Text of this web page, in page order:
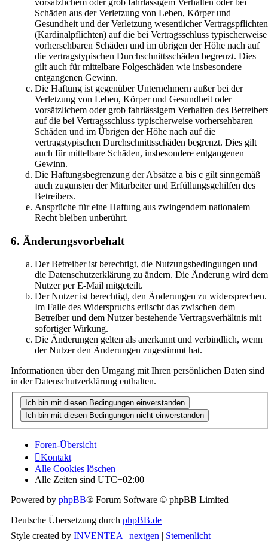
vorsätzlichem oder grob fahrlässigem Verhalten oder bei
Schäden aus der Verletzung von Leben, Körper und
Gesundheit und der Verletzung wesentlicher Vertragspflichten
(Kardinalpflichten) auf die bei Vertragsschluss typischerweise
vorhersehbaren Schäden und im übrigen der Höhe nach auf
die vertragstypischen Durchschnittsschäden begrenzt. Dies
gilt auch für mittelbare Folgeschäden wie insbesondere
entgangenen Gewinn.
Die Haftung ist gegenüber Unternehmern außer bei der
Verletzung von Leben, Körper und Gesundheit oder
vorsätzlichem oder grob fahrlässigem Verhalten des
auf die bei Vertragsschluss typischerweise vorhersehbaren
Schäden und im Übrigen der Höhe nach auf die
vertragstypischen Durchschnittsschäden begrenzt. Dies gilt
auch für mittelbare Schäden, insbesondere entgangenen
Gewinn.
Die Haftungsbegrenzung der Absätze a bis c gilt sinngemäß
auch zugunsten der Mitarbeiter und Erfüllungsgehilfen des
Betreibers.
Ansprüche für eine Haftung aus zwingendem nationalem
Recht bleiben unberührt.
6. Änderungsvorbehalt
Der Betreiber ist berechtigt, die Nutzungsbedingungen und
die Datenschutzerklärung zu ändern. Die Änderung wird dem
Nutzer per E-Mail mitgeteilt.
Der Nutzer ist berechtigt, den Änderungen zu widersprechen.
Im Falle des Widerspruchs erlischt das zwischen dem
Betreiber und dem Nutzer bestehende Vertragsverhältnis mit
sofortiger Wirkung.
Die Änderungen gelten als anerkannt und verbindlich, wenn
der Nutzer den Änderungen zugestimmt hat.
Informationen über den Umgang mit Ihren persönlichen Daten sind
in der Datenschutzerklärung enthalten.
Foren-Übersicht
Kontakt
Alle Cookies löschen
Alle Zeiten sind UTC+02:00
Powered by phpBB® Forum Software © phpBB Limited
Deutsche Übersetzung durch phpBB.de
Style created by INVENTEA | nextgen | Sternenlicht